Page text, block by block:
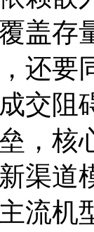
盖存
还要
交阻
，核
渠道
流机